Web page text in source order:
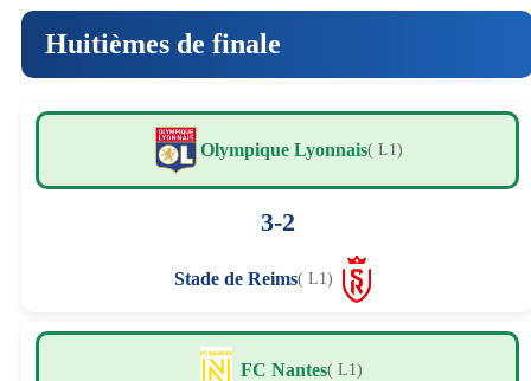
Huitièmes de finale
Olympique Lyonnais( L1)
3-2
Stade de Reims( L1)
FC Nantes( L1)